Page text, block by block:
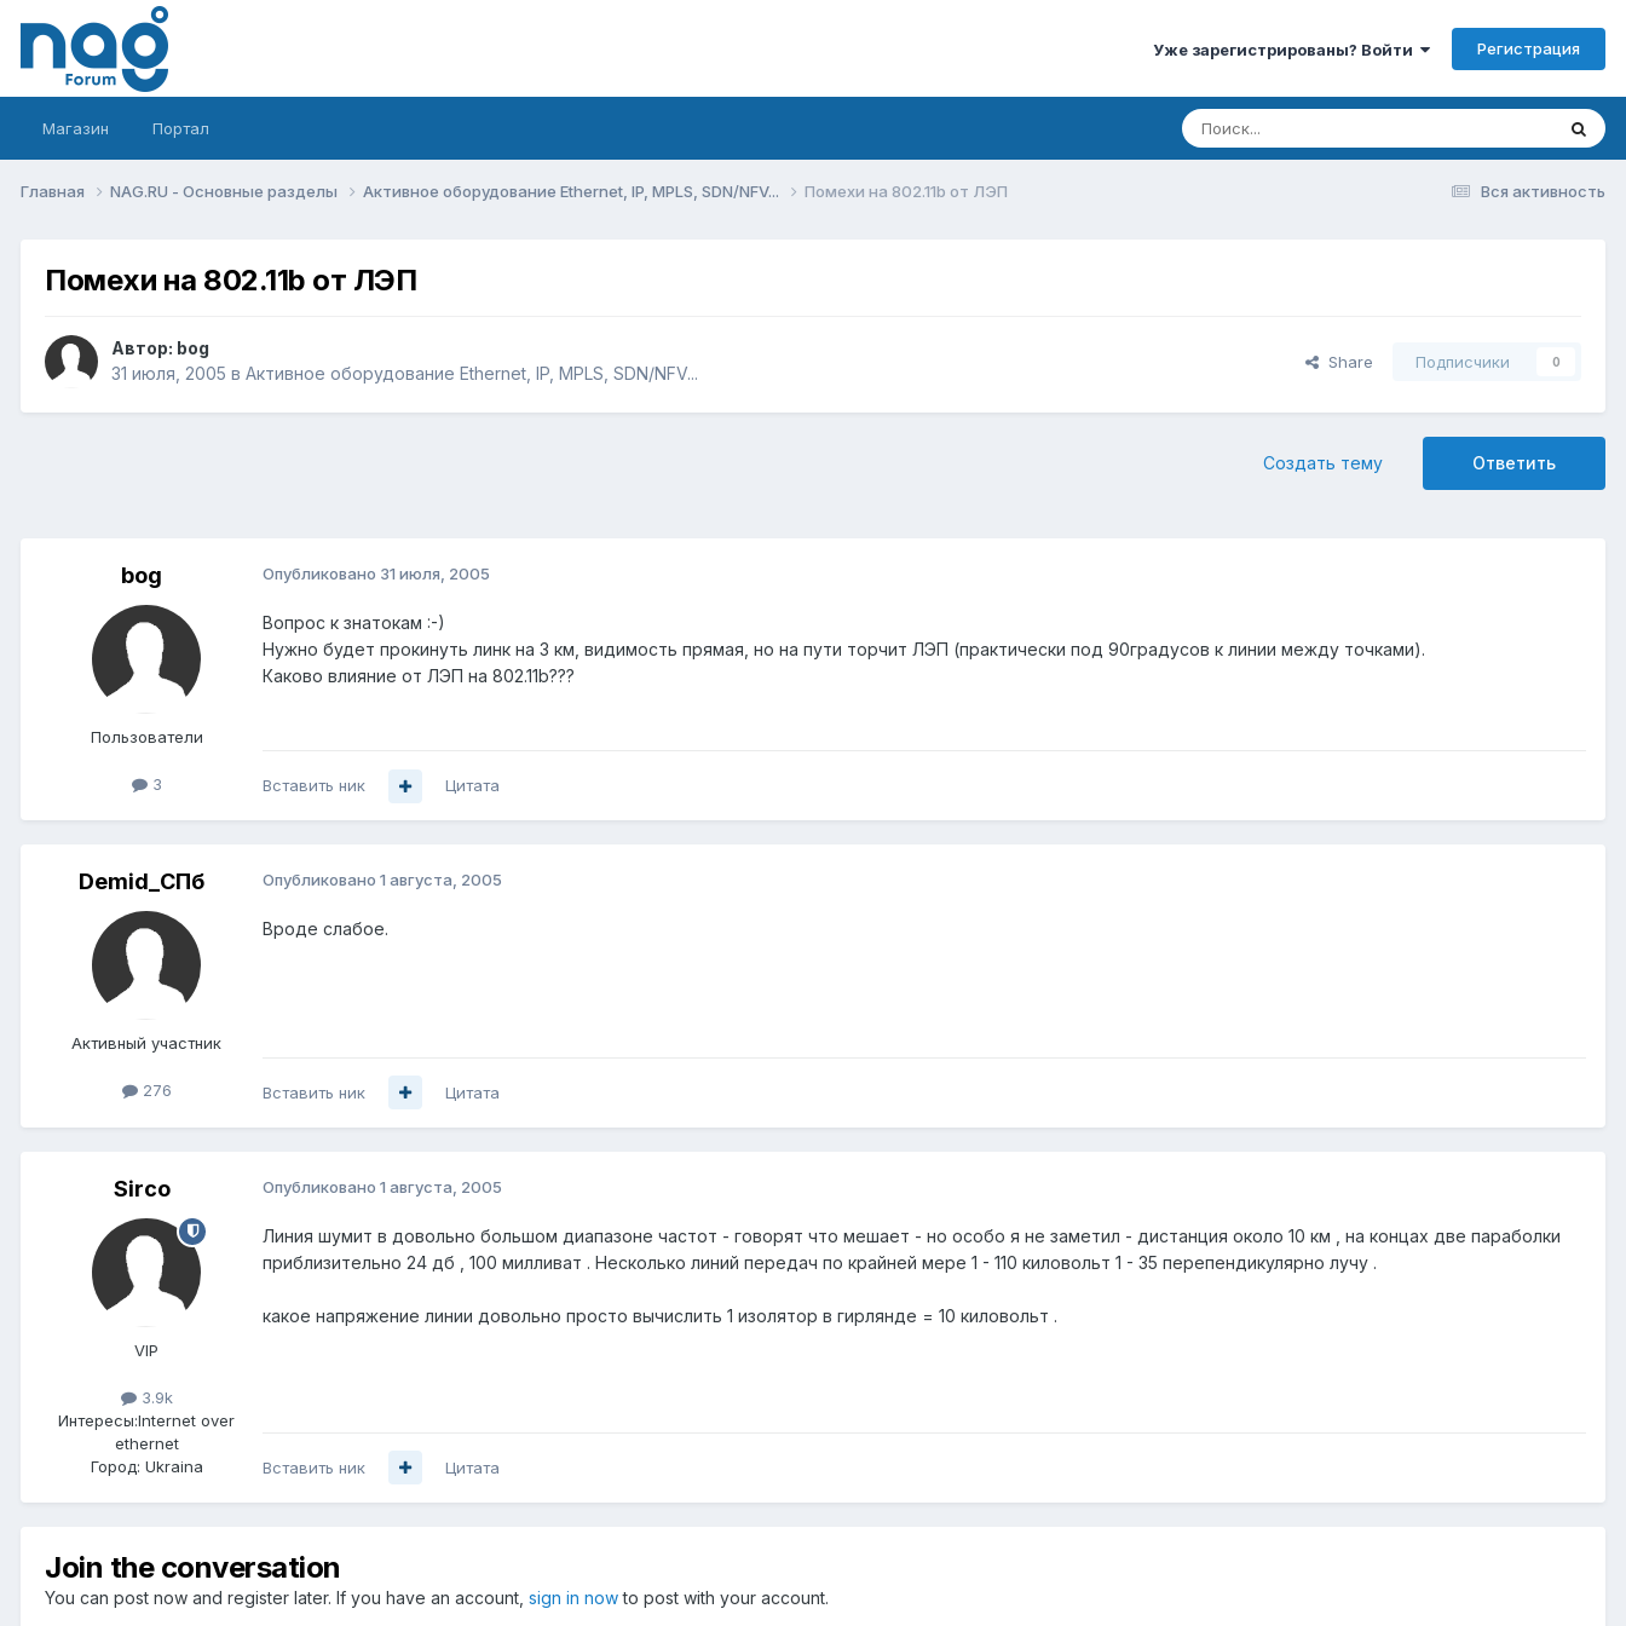
Уже зарегистрированы? Войти Регистрация
Магазин Портал
Вся активность
Главная NAG.RU - Основные разделы Активное оборудование Ethernet, IP, MPLS, SDN/NFV... Помехи на 802.11b от ЛЭП
Помехи на 802.11b от ЛЭП
Автор: bog
31 июля, 2005 в Активное оборудование Ethernet, IP, MPLS, SDN/NFV...
Share Подписчики 0
Ответить
Создать тему
bog
Пользователи
3
Опубликовано 31 июля, 2005
Вопрос к знатокам :-)
Нужно будет прокинуть линк на 3 км, видимость прямая, но на пути торчит ЛЭП (практически под 90градусов к линии между точками).
Каково влияние от ЛЭП на 802.11b???
Вставить ник Цитата
Demid_СПб
Активный участник
276
Опубликовано 1 августа, 2005
Вроде слабое.
Вставить ник Цитата
Sirco
VIP
3.9k
Интересы:Internet over
ethernet
Город: Ukraina
Опубликовано 1 августа, 2005
Линия шумит в довольно большом диапазоне частот - говорят что мешает - но особо я не заметил - дистанция около 10 км , на концах две параболки
приблизительно 24 дб , 100 милливат . Несколько линий передач по крайней мере 1 - 110 киловольт 1 - 35 перепендикулярно лучу .
какое напряжение линии довольно просто вычислить 1 изолятор в гирлянде = 10 киловольт .
Вставить ник Цитата
Join the conversation
You can post now and register later. If you have an account, sign in nowto post with your account.